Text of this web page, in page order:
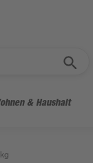
& Haushalt